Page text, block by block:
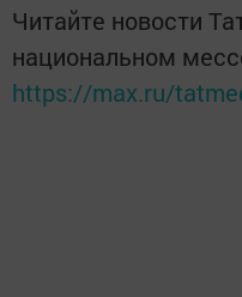
Читайте новости
национальном
https://max.ru/